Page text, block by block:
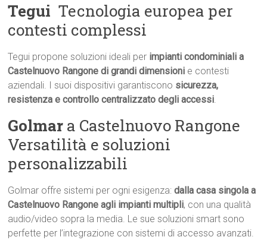
Tegui  Tecnologia europea per
contesti complessi
Tegui propone soluzioni ideali per impianti condominiali a
Castelnuovo Rangone di grandi dimensioni e contesti
aziendali. I suoi dispositivi garantiscono sicurezza,
resistenza e controllo centralizzato degli accessi.
Golmar a Castelnuovo Rangone 
Versatilità e soluzioni
personalizzabili
Golmar offre sistemi per ogni esigenza:dalla casa singola a
Castelnuovo Rangone agli impianti multipli, con una qualità
audio/video sopra la media. Le sue soluzioni smart sono
perfette per l’integrazione con sistemi di accesso avanzati.